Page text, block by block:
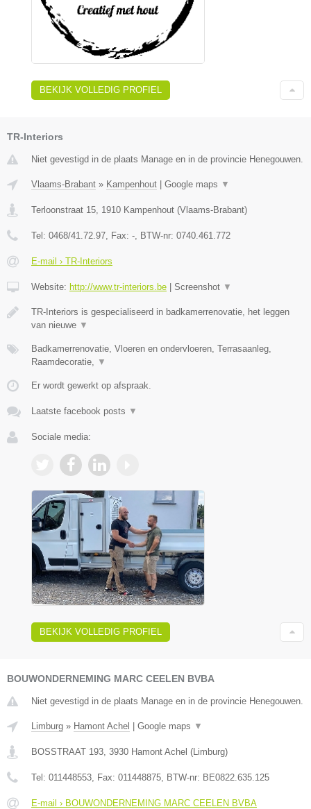
BEKIJK VOLLEDIG PROFIEL
TR-Interiors
Niet gevestigd in de plaats Manage en in de provincie Henegouwen.
Vlaams-Brabant » Kampenhout Google maps ▼
Terloonstraat 15, 1910 Kampenhout (Vlaams-Brabant)
Tel: 0468/41.72.97, Fax: -, BTW-nr: 0740.461.772
E-mail › TR-Interiors
Website: http://www.tr-interiors.be Screenshot ▼
TR-Interiors is gespecialiseerd in badkamerrenovatie, het leggen
van nieuwe ▼
Badkamerrenovatie, Vloeren en ondervloeren, Terrasaanleg,
Raamdecoratie, ▼
Er wordt gewerkt op afspraak.
Laatste facebook posts ▼
Sociale media:
BEKIJK VOLLEDIG PROFIEL
BOUWONDERNEMING MARC CEELEN BVBA
Niet gevestigd in de plaats Manage en in de provincie Henegouwen.
Limburg » Hamont Achel Google maps ▼
BOSSTRAAT 193 3930 Hamont Achel ( Limburg)
Tel: 011448553 , Fax: 011448875 , BTW-nr: BE0822.635.125
E-mail › BOUWONDERNEMING MARC CEELEN BVBA